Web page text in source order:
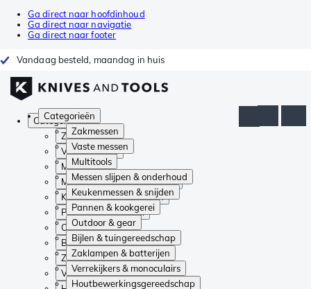
Ga direct naar hoofdinhoud
Ga direct naar navigatie
Ga direct naar footer
Vandaag besteld, maandag in huis
Categorieën
Zakmessen
Vaste messen
Multitools
Messen slijpen & onderhoud
Keukenmessen & snijden
Pannen & kookgerei
Outdoor & gear
Bijlen & tuingereedschap
Zaklampen & batterijen
Verrekijkers & monoculairs
Houtbewerkingsgereedschap
Categorieën
Zakmessen
Vaste messen
Multitools
Messen slijpen & onderhoud
Keukenmessen & snijden
Pannen & kookgerei
Outdoor & gear
Bijlen & tuingereedschap
Zaklampen & batterijen
Verrekijkers & monoculairs